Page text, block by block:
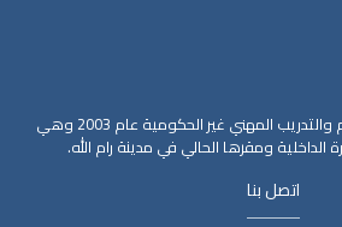
تأسست جمعية رابطة التعليم والتدريب المهني غير الحكومية عام 2003 وهي
ومقرها الحالي في مدينة رام الله.
اتصل بنا